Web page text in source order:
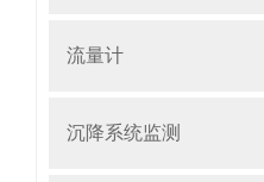
流量计
沉降系统监测